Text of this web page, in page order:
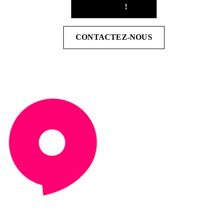
!
CONTACTEZ-NOUS